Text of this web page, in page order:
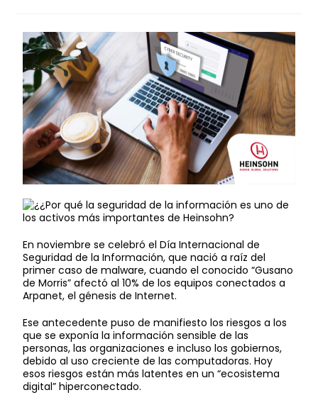
En noviembre se celebró el Día Internacional de
Seguridad de la Información, que nació a raíz del
primer caso de malware, cuando el conocido “Gusano
de Morris” afectó al 10% de los equipos conectados a
Arpanet, el génesis de Internet.
Ese antecedente puso de manifiesto los riesgos a los
que se exponía la información sensible de las
personas, las organizaciones e incluso los gobiernos,
debido al uso creciente de las computadoras. Hoy
esos riesgos están más latentes en un “ecosistema
digital” hiperconectado.